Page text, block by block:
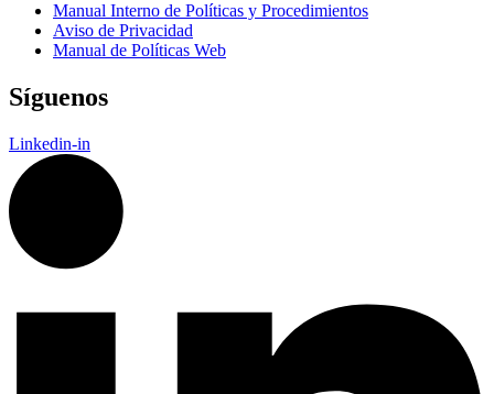
Manual Interno de Políticas y Procedimientos
Aviso de Privacidad
Manual de Políticas Web
Síguenos
Linkedin-in